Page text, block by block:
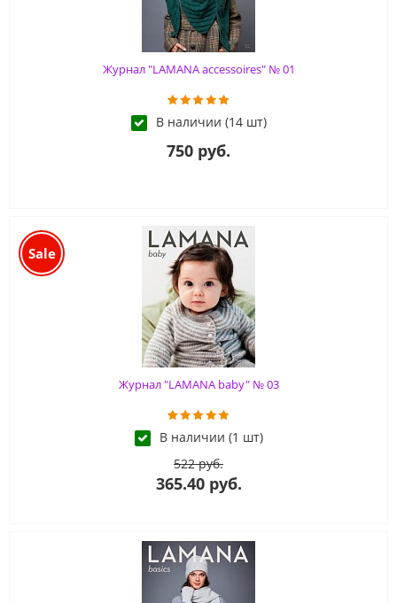
Журнал "LAMANA accessoires" № 01
В наличии (14 шт)
750 руб.
Sale
Журнал "LAMANA baby" № 03
В наличии (1 шт)
522 руб.
365.40 руб.